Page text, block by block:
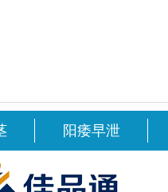
阳痿早泄